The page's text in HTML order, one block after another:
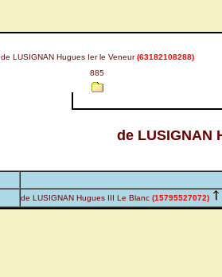
de LUSIGNAN Hugues Ier le Veneur(63182108288)
885
de LUSIGNAN
de LUSIGNAN Hugues III Le Blanc (15795527072)